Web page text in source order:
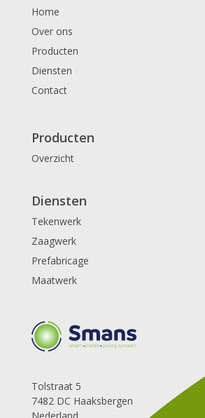
Home
Over ons
Producten
Diensten
Contact
Producten
Overzicht
Diensten
Tekenwerk
Zaagwerk
Prefabricage
Maatwerk
Tolstraat 5
7482 DC Haaksbergen